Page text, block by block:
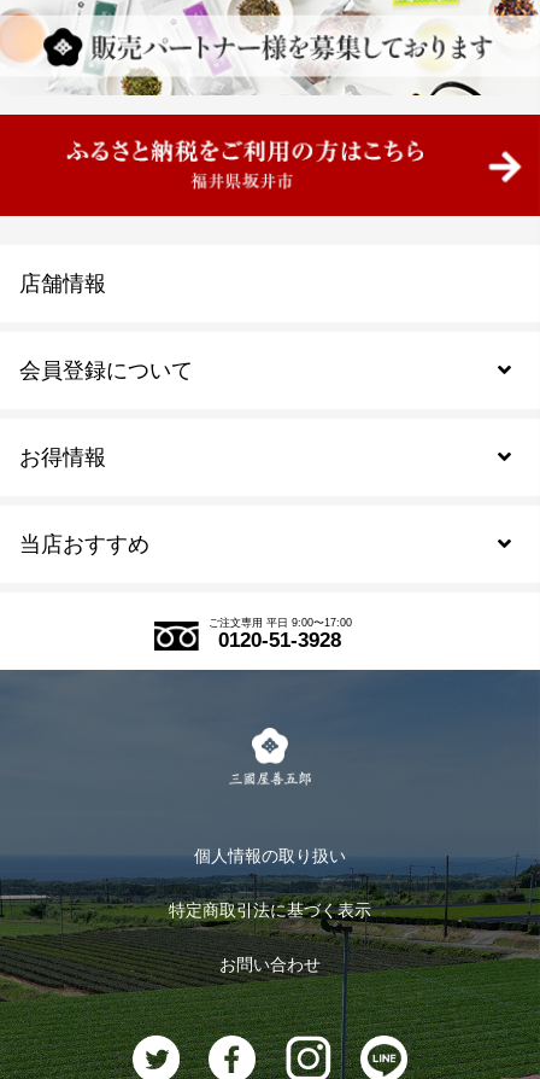
当店おすすめ
式部の香りシリーズ
お茶のギフト
おすすめのお茶
お茶に合うスイーツ
お得情報
会員登録について
会員規約について
ログイン
ログアウト
店舗情報
ご注文専用 平日 9:00〜17:00
0120-51-3928
個人情報の取り扱い
特定商取引法に基づく表示
お問い合わせ